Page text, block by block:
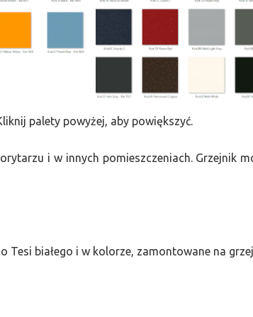
palety powyżej, aby powiększyć.
i w innych pomieszczeniach. Grzejnik
Tesi białego i w kolorze, zamontowane na